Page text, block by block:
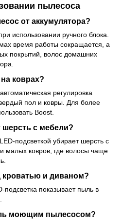
пылесоса
от аккумулятора?
использовании ручного блока.
время работы сокращается, а
покрытий, волос домашних
коврах?
регулировка
пол и ковры. Для более
Boost.
шерсть с мебели?
подсветкой убирает шерсть с
малых ковров, где волосы чаще
и диваном?
подсветка показывает пыль в
моющим пылесосом?